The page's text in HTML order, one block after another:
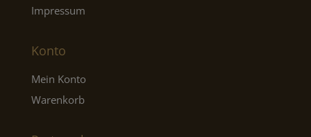
Impressum
Konto
Mein Konto
Warenkorb